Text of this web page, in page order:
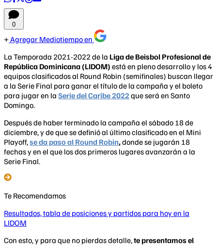
0
Agregar Mediotiempo en
La Temporada 2021-2022 de la Liga de Beisbol Profesional de
República Dominicana (LIDOM) está en pleno desarrollo y los 4
equipos clasificados al Round Robin (semifinales) buscan llegar
a la Serie Final para ganar el título de la campaña y el boleto
para jugar en la Serie del Caribe 2022que será en Santo
Domingo.
Después de haber terminado la campaña el sábado 18 de
diciembre, y de que se definió al último clasificado en el Mini
Playoff,se da paso al Round Robin,donde se jugarán 18
fechas y en el que los dos primeros lugares avanzarán a la
Serie Final.
Te Recomendamos
Resultados, tabla de posiciones y partidos para hoy en la
LIDOM
Con esto, y para que no pierdas detalle,te presentamos el